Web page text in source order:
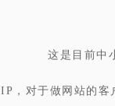
这是目前中
IP，对于做网站的客